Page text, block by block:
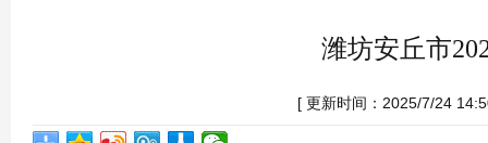
潍坊安丘市
[ 更新时间：2025/7/24